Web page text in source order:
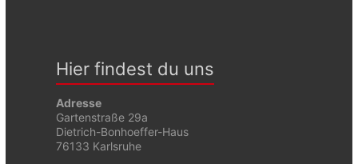
Hier findest du uns
Adresse
Gartenstraße 29a
Dietrich-Bonhoeffer-Haus
76133 Karlsruhe